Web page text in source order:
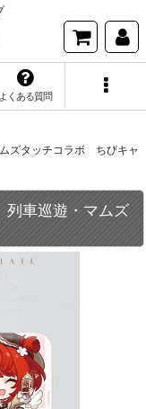
よくある質問
ズタッチコラボ ちびキャ
車巡遊・マムズ